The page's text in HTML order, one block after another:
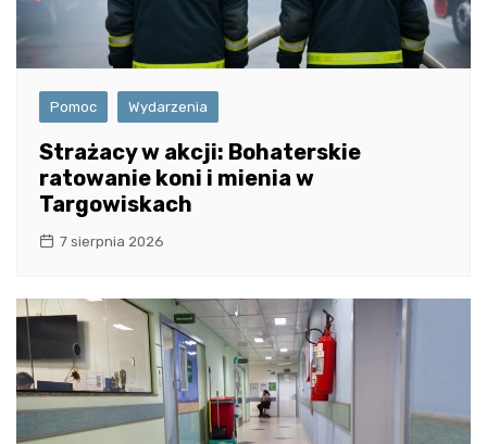
Pomoc Wydarzenia
Strażacy w akcji: Bohaterskie
ratowanie koni i mienia w
Targowiskach
7 sierpnia 2026